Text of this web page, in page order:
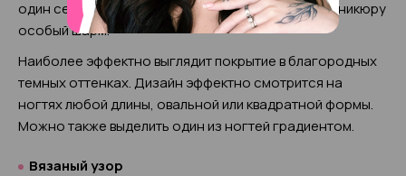
один сезон. Покрытие “кошачий глаз” придает маникюру
особый шарм.
Наиболее эффектно выглядит покрытие в благородных
темных оттенках. Дизайн эффектно смотрится на
ногтях любой длины, овальной или квадратной формы.
Можно также выделить один из ногтей градиентом.
Вязаный узор